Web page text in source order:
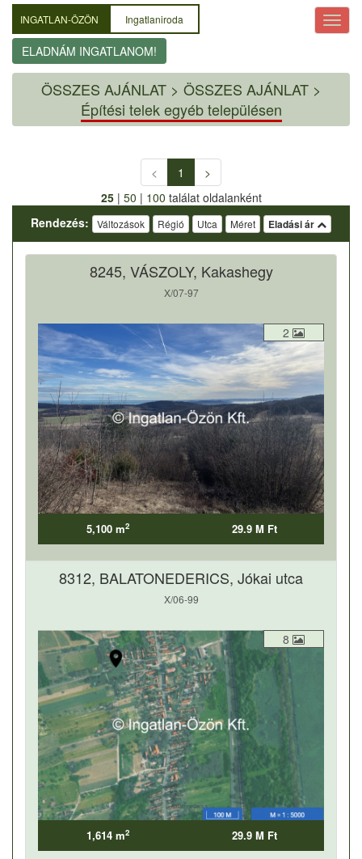
INGATLAN-ÖZÖN Ingatlaniroda
ELADNÁM INGATLANOM!
ÖSSZES AJÁNLAT> ÖSSZES AJÁNLAT >
Építési telek egyéb településen
< 1
>
25| 50 | 100 találat oldalanként
Rendezés:
Változások Régió Utca Méret Eladási ár
8245, VÁSZOLY, Kakashegy
X/07-97
2
5,100 m2 29.9 M Ft
8312, BALATONEDERICS, Jókai utca
X/06-99
8
1,614 m2 29.9 M Ft